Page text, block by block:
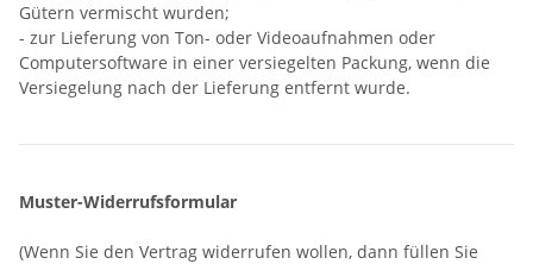
Gütern vermischt wurden;
- zur Lieferung von Ton- oder Videoaufnahmen oder
Computersoftware in einer versiegelten Packung, wenn die
Versiegelung nach der Lieferung entfernt wurde.
Muster-Widerrufsformular
(Wenn Sie den Vertrag widerrufen wollen, dann füllen Sie